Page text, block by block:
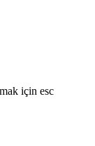
için esc